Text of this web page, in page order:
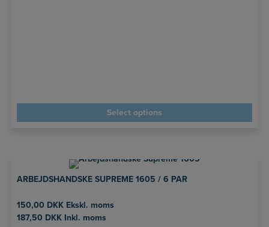
Select options
ARBEJDSHANDSKE SUPREME 1605 / 6 PAR
150,00 DKKEkskl. moms
187,50 DKKInkl. moms